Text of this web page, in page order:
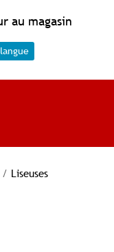
au magasin
/ Liseuses